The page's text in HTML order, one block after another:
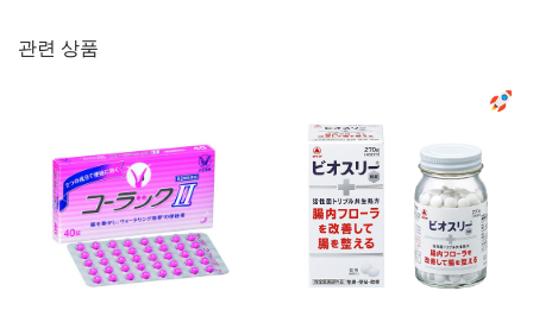
관련 상품